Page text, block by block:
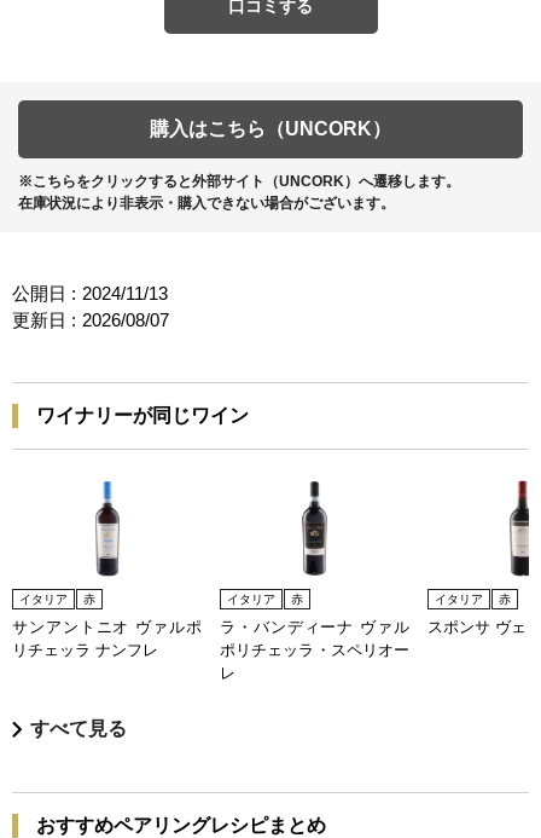
口コミする
購入はこちら（UNCORK）
※こちらをクリックすると外部サイト（UNCORK）へ遷移します。
在庫状況により非表示・購入できない場合がございます。
公開日 : 2024/11/13
更新日 : 2026/08/07
ワイナリーが同じワイン
イタリア 赤
サンアントニオ ヴァルポ
リチェッラ ナンフレ
イタリア 赤
ラ・バンディーナ ヴァル
ポリチェッラ・スペリオー
レ
イタリア 赤
スポンサ ヴェ
すべて見る
おすすめペアリングレシピまとめ